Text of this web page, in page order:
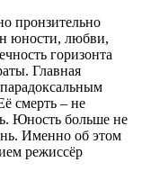
пронзительно
юности, любви,
горизонта
Главная
смерть – не
Юность больше не
Именно об этом
режиссёр